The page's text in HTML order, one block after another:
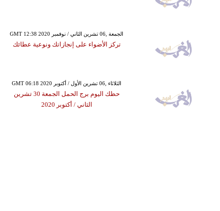
GMT 12:38 2020 الجمعة ,06 تشرين الثاني / نوفمبر
تركز الأضواء على إنجازاتك ونوعية عطائك
GMT 06:18 2020 الثلاثاء ,06 تشرين الأول / أكتوبر
حظك اليوم برج الحمل الجمعة 30 تشرين
الثاني / أكتوبر 2020